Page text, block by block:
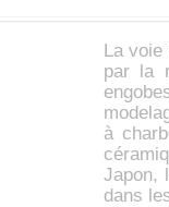
La voie
par la
à
Japon,
dans